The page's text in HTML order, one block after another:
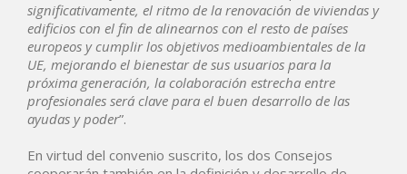
significativamente, el ritmo de la renovación de viviendas y
edificios con el fin de alinearnos con el resto de países
europeos y cumplir los objetivos medioambientales de la
UE, mejorando el bienestar de sus usuarios para la
próxima generación, la colaboración estrecha entre
profesionales será clave para el buen desarrollo de las
ayudas y poder”.
En virtud del convenio suscrito, los dos Consejos